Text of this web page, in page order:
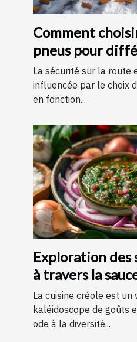
Comment
pneus pour
?
La sécurité sur la route
influencée par le choix
en fonction...
Exploration des
à travers la
La cuisine créole est un
kaléidoscope de goûts
ode à la diversité...